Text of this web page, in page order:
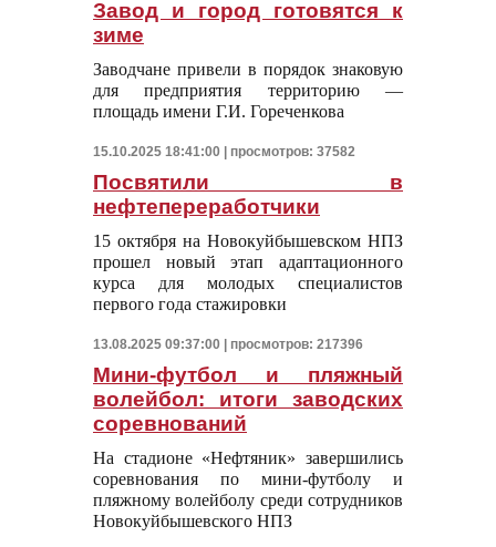
Завод и город готовятся к
зиме
Заводчане привели в порядок знаковую
для предприятия территорию —
площадь имени Г.И. Гореченкова
15.10.2025 18:41:00 | просмотров: 37582
Посвятили в
нефтепереработчики
15 октября на Новокуйбышевском НПЗ
прошел новый этап адаптационного
курса для молодых специалистов
первого года стажировки
13.08.2025 09:37:00 | просмотров: 217396
Мини-футбол и пляжный
волейбол: итоги заводских
соревнований
На стадионе «Нефтяник» завершились
соревнования по мини-футболу и
пляжному волейболу среди сотрудников
Новокуйбышевского НПЗ